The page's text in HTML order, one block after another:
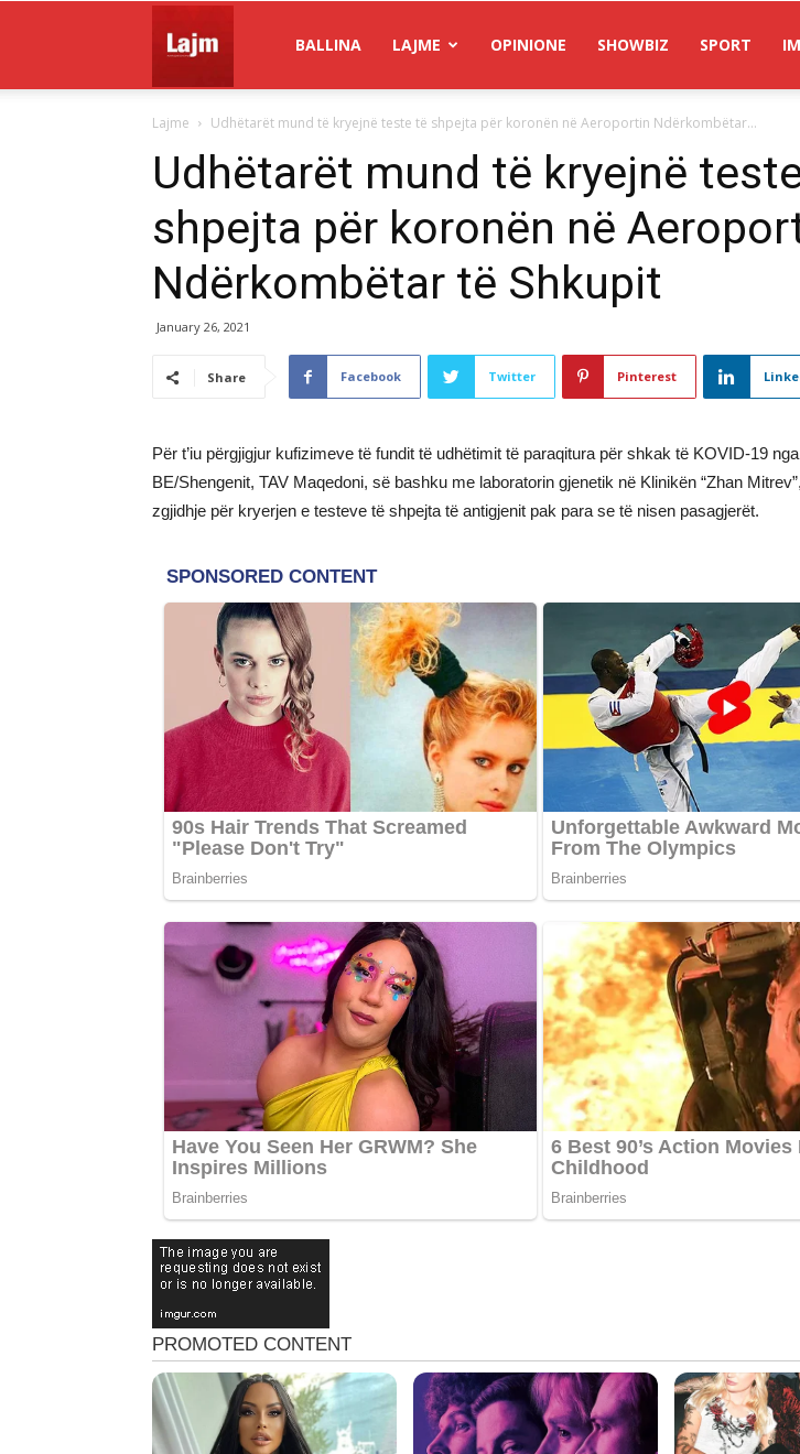
Lajm
BALLINA LAJME OPINIONE SHOWBIZ SPORT
Lajme Udhëtarët mund të kryejnë teste të shpejta për koronën në Aeroportin Ndërkombëtar...
Udhëtarët mund të kryejnë
shpejta për koronën në
Ndërkombëtar të Shkupit
January 26, 2021
Share Facebook Twitter Pinterest
Për t’iu përgjigjur kufizimeve të fundit të udhëtimit të paraqitura për shkak të KOVID-19
BE/Shengenit, TAV Maqedoni, së bashku me laboratorin gjenetik në Klinikën “Zhan
zgjidhje për kryerjen e testeve të shpejta të antigjenit pak para se të nisen pasagjerët.